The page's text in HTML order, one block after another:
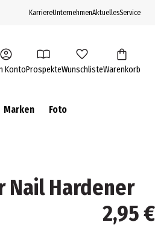
KarriereUnternehmenAktuellesService
KontoProspekteWunschlisteWarenkorb
Marken Foto
Nail Hardener
2,95 €